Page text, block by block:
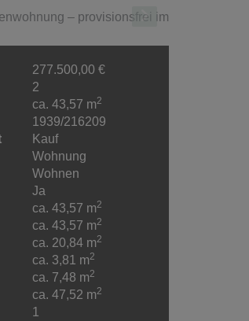
277.500,00 €
2
ca. 43,57 m2
1939/216209
Kauf
Wohnung
Wohnen
Ja
ca. 43,57 m2
ca. 43,57 m2
ca. 20,84 m2
ca. 3,81 m2
ca. 7,48 m2
ca. 47,52 m2
1